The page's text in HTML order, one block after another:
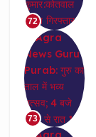
72
73